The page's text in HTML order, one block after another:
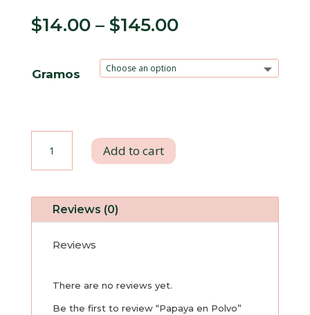
$14.00– $145.00
Gramos
Papaya
Polvo
quantity
Add to cart
Reviews (0)
Reviews
There are no reviews yet.
Be the first to review “Papaya en Polvo”